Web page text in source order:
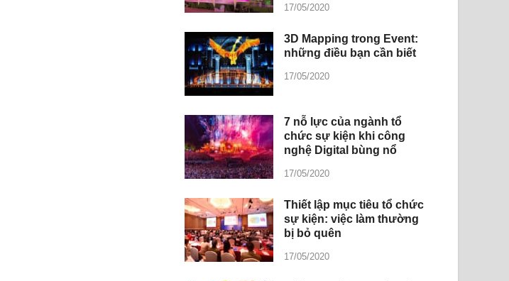
17/05/2020
3D Mapping trong Event:
những điều bạn cần biết
17/05/2020
7 nỗ lực của ngành tổ
chức sự kiện khi công
nghệ Digital bùng nổ
17/05/2020
Thiết lập mục tiêu tổ chức
sự kiện: việc làm thường
bị bỏ quên
17/05/2020